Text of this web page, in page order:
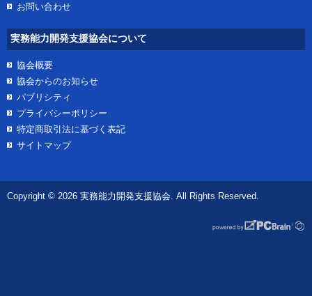
お問い合わせ
実務能力開発支援協会について
協会概要
協会からのお知らせ
パブリシティ
プライバシーポリシー
特定商取引法に基づく表記
サイトマップ
Copyright © 2026 実務能力開発支援協会. All Rights Reserved.